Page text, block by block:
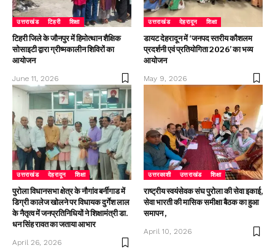
उत्तराखंड टिहरी शिक्षा
टिहरी जिले के जौनपुर में हिमोत्थान शैक्षिक
सोसाइटी द्वारा ग्रीष्मकालीन शिविरों का
आयोजन
June 11, 2026
उत्तराखंड देहरादून शिक्षा
डायट देहरादून में ‘जनपद स्तरीय कौशलम
प्रदर्शनी एवं प्रतियोगिता 2026’ का भव्य
आयोजन
May 9, 2026
उत्तराखंड देहरादून शिक्षा
पुरोला विधानसभा क्षेत्र के नौगांव बर्नीगाड में
डिग्री कालेज खोलने पर विधायक दुर्गेश लाल
के नैतृत्व में जनप्रतिनिधियों ने शिक्षामंत्री डा.
धन सिंह रावत का जताया आभार
April 26, 2026
उत्तरकाशी उत्तराखंड शिक्षा
राष्ट्रीय स्वयंसेवक संघ पुरोला की सेवा इकाई,
सेवा भारती की मासिक समीक्षा बैठक का हुआ
समापन ,
April 10, 2026